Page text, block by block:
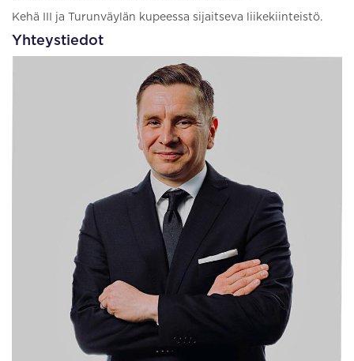
Kehä III ja Turunväylän kupeessa sijaitseva liikekiinteistö.
Yhteystiedot